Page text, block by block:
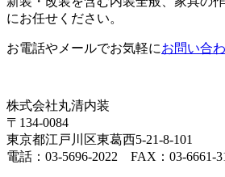
にお任せください。
お電話やメールでお気軽にお問い合
株式会社丸清内装
〒134-0084
東京都江戸川区東葛西5-21-8-101
電話：03-5696-2022 FAX：03-6661-